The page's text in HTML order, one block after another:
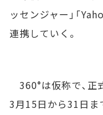
ッセンジャー」「
連携していく。
360°は仮称で、正
3月15日から31日ま